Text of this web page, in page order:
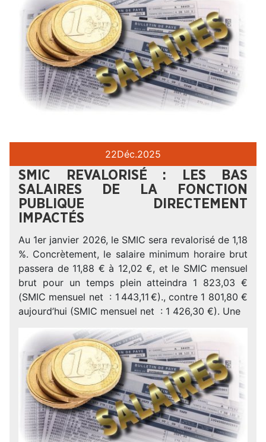
22Déc.2025
SMIC REVALORISÉ : LES BAS
SALAIRES DE LA FONCTION
PUBLIQUE DIRECTEMENT
IMPACTÉS
Au 1er janvier 2026, le SMIC sera revalorisé de 1,18
%. Concrètement, le salaire minimum horaire brut
passera de 11,88 € à 12,02 €, et le SMIC mensuel
brut pour un temps plein atteindra 1 823,03 €
(SMIC mensuel net : 1 443,11 €)., contre 1 801,80 €
aujourd’hui (SMIC mensuel net : 1 426,30 €). Une